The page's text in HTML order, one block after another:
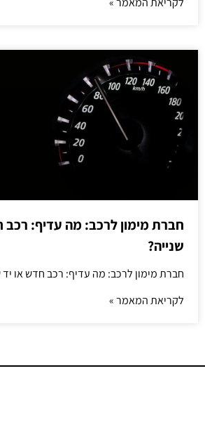
חברת מימון לרכב: מה עדיף: רכב
שנייה?
חברת מימון לרכב: מה עדיף: רכב חדש או יד
לקריאת המאמר »